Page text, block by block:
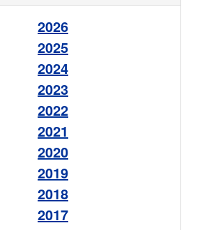
2026
2025
2024
2023
2022
2021
2020
2019
2018
2017